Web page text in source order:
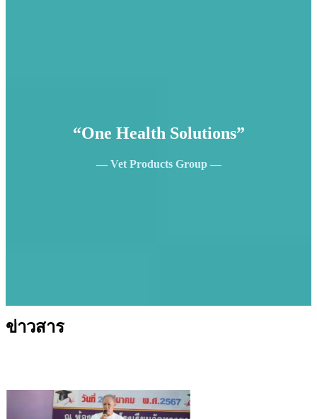
“One Health Solutions”
— Vet Products Group —
ข่าวสาร